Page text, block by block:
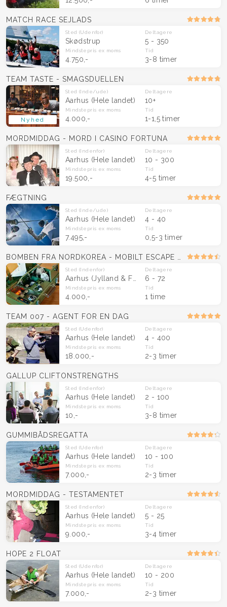
MATCH RACE SEJLADS
Sted (Udenfor)
Skødstrup
Deltagere
5 - 350
Mindstepris ex moms
4.750,-
Tid
3-8 timer
Nyhed
TEAM TASTE - SMAGSDUELLEN
Sted (Inde/ude)
Aarhus (Hele landet)
Deltagere
10+
Mindstepris ex moms
4.000,-
Tid
1-1,5 timer
MORDMIDDAG - MORD I CASINO FORTUNA
Sted (Indenfor)
Aarhus (Hele landet)
Deltagere
10 - 300
Mindstepris ex moms
19.500,-
Tid
4-5 timer
FÆGTNING
Sted (Inde/ude)
Aarhus (Hele landet)
Deltagere
4 - 40
Mindstepris ex moms
7.495,-
Tid
0,5-3 timer
Sted (Indenfor)
Aarhus (Jylland & Fyn)
Deltagere
6 - 72
Mindstepris ex moms
4.000,-
Tid
1 time
TEAM 007 - AGENT FOR EN DAG
Sted (Udenfor)
Aarhus (Hele landet)
Deltagere
4 - 400
Mindstepris ex moms
18.000,-
Tid
2-3 timer
GALLUP CLIFTONSTRENGTHS
Sted (Indenfor)
Aarhus (Hele landet)
Deltagere
2 - 100
Mindstepris ex moms
10,-
Tid
3-8 timer
GUMMIBÅDSREGATTA
Sted (Udenfor)
Aarhus (Hele landet)
Deltagere
10 - 100
Mindstepris ex moms
7.000,-
Tid
2-3 timer
MORDMIDDAG - TESTAMENTET
Sted (Indenfor)
Aarhus (Hele landet)
Deltagere
5 - 25
Mindstepris ex moms
9.000,-
Tid
3-4 timer
HOPE 2 FLOAT
Sted (Udenfor)
Aarhus (Hele landet)
Deltagere
10 - 200
Mindstepris ex moms
7.000,-
Tid
2-3 timer